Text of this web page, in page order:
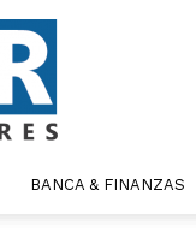
BANCA & FINANZAS